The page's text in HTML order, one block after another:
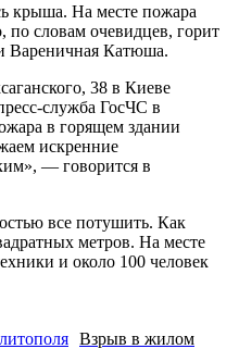
крыша. На месте пожара
по словам очевидцев, горит
Вареничная Катюша.
38 в Киеве
служба ГосЧС в
в горящем здании
искренние
— говорится в
все потушить. Как
метров. На месте
и около 100 человек
Взрыв в жилом